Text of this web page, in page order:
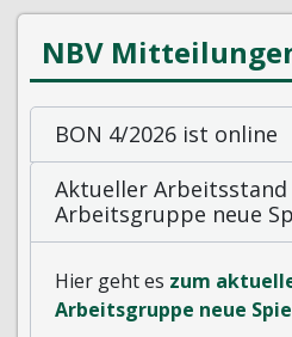
NBV
BON 4/2026 ist online
Aktueller
Arbeitsgruppe neue
Hier geht es zum
Arbeitsgruppe neue